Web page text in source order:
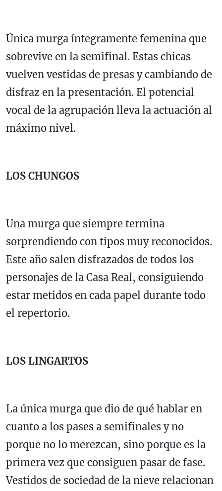
Única murga íntegramente femenina que
sobrevive en la semifinal. Estas chicas
vuelven vestidas de presas y cambiando de
disfraz en la presentación. El potencial
vocal de la agrupación lleva la actuación al
máximo nivel.
LOS CHUNGOS
Una murga que siempre termina
sorprendiendo con tipos muy reconocidos.
Este año salen disfrazados de todos los
personajes de la Casa Real, consiguiendo
estar metidos en cada papel durante todo
el repertorio.
LOS LINGARTOS
La única murga que dio de qué hablar en
cuanto a los pases a semifinales y no
porque no lo merezcan, sino porque es la
primera vez que consiguen pasar de fase.
Vestidos de sociedad de la nieve relacionan